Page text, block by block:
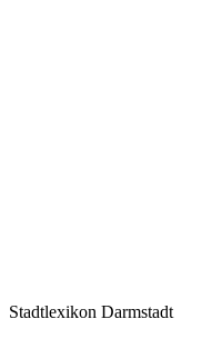
Stadtlexikon Darmstadt